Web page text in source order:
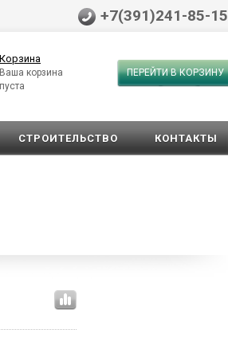
+7(391)241-85-15
Корзина
Ваша корзина
пуста
ПЕРЕЙТИ В КОРЗИНУ
СТРОИТЕЛЬСТВО КОНТАКТЫ